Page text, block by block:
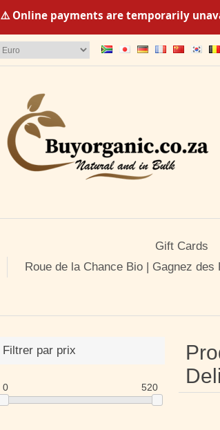
⚠️ Online payments are temporarily
Gift Cards
Roue de la Chance Bio | Gagnez
Filtrer par prix
0 520